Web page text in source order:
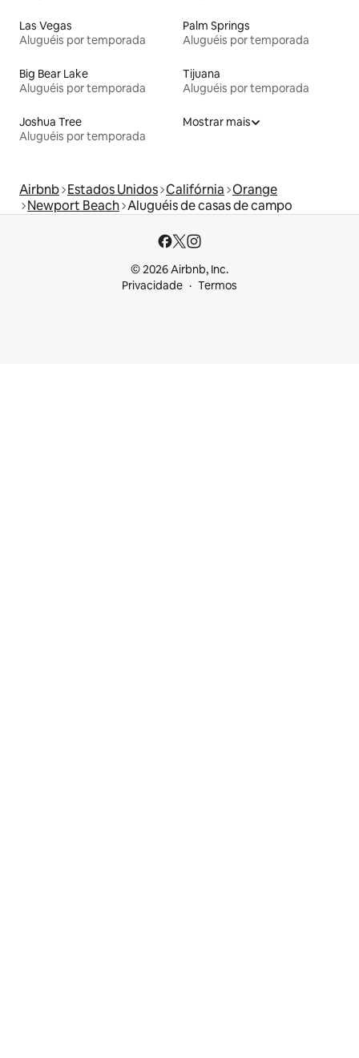
Las Vegas
Aluguéis por temporada
Palm Springs
Aluguéis por temporada
Big Bear Lake
Aluguéis por temporada
Tijuana
Aluguéis por temporada
Joshua Tree
Aluguéis por temporada
Mostrar mais
Airbnb Estados Unidos Califórnia Orange
Newport Beach Aluguéis de casas de campo
© 2026 Airbnb, Inc.
Privacidade
Termos